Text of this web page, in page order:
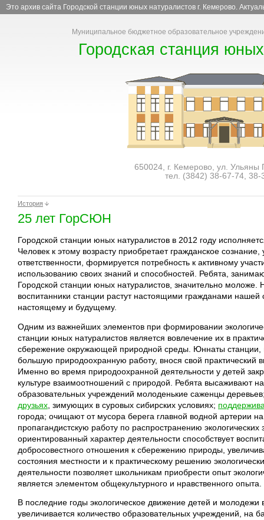
Это архив сайта Городской станции юных натуралистов г. Кемерово.
Муниципальное бюджетное образовательное
Городская станция
650024, г. Кемерово, ул. Ульяны
тел. (3842) 38-67-74, 38-
История
25 лет ГорСЮН
Городской станции юных натуралистов в 2012 году
Человек к этому возрасту приобретает гражданское сознание,
ответственности, формируется потребность к активному
использованию своих знаний и способностей. Ребята,
Городской станции юных натуралистов, значительно моложе.
воспитанники станции растут настоящими гражданами
настоящему и будущему.
Одним из важнейших элементов при формировании
станции юных натуралистов является вовлечение их в
сбережение окружающей природной среды. Юннаты станции,
большую природоохранную работу, внося свой практический
Именно во время природоохранной деятельности у детей
культуре взаимоотношений с природой. Ребята высаживают
образовательных учреждений молоденькие саженцы
друзьях , зимующих в суровых сибирских условиях;
города; очищают от мусора берега главной водной артерии
пропагандистскую работу по распространению
ориентированный характер деятельности способствует
добросовестного отношения к сбережению природы,
состояния местности и к практическому решению
деятельности позволяет школьникам приобрести опыт
является элементом общекультурного и нравственного опыта.
В последние годы экологическое движение детей и молодежи
увеличивается количество образовательных учреждений, на